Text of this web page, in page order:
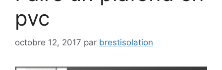
pvc
octobre 12, 2017 par brestisolation